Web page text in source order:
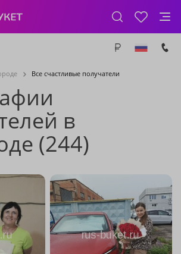
Все счастливые получатели
в
(244)